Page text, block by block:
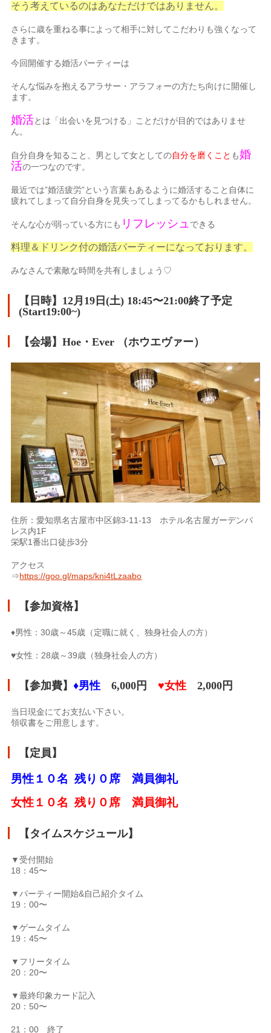
そう考えているのはあなただけではありません。
さらに歳を重ねる事によって相手に対してこだわりも強くなって
きます。
今回開催する婚活パーティーは
そんな悩みを抱えるアラサー・アラフォーの方たち向けに開催し
ます。
婚活とは「出会いを見つける」ことだけが目的ではありませ
ん。
自分自身を知ること、男として女としての自分を磨くこと も婚
活の一つなのです。
最近では”婚活疲労”という言葉もあるように婚活すること自体に
疲れてしまって自分自身を見失ってしまってるかもしれません。
そんな心が弱っている方にも リフレッシュできる
料理＆ドリンク付の婚活パーティーになっております。
みなさんで素敵な時間を共有しましょう♡
【日時】 12月19日(土) 18:45〜21:00終了予定
(Start19:00~)
【会場】Hoe・Ever （ホウエヴァー）
住所：愛知県名古屋市中区錦3-11-13 ホテル名古屋ガーデンパ
レス内1F
栄駅1番出口徒歩3分
アクセス
⇒https://goo.gl/maps/kni4tLzaabo
【参加資格】
♦︎男性：30歳～45歳（定職に就く、独身社会人の方）
♥︎女性：28歳～39歳（独身社会人の方）
【参加費】♦︎男性 6,000円 ♥︎女性 2,000円
当日現金にてお支払い下さい。
領収書をご用意します。
【定員】
男性１０名 残り０席 満員御礼
女性１０名 残り０席 満員御礼
【タイムスケジュール】
▼受付開始
18：45〜
▼パーティー開始&自己紹介タイム
19：00〜
▼ゲームタイム
19：45〜
▼フリータイム
20：20〜
▼最終印象カード記入
20：50〜
21：00 終了